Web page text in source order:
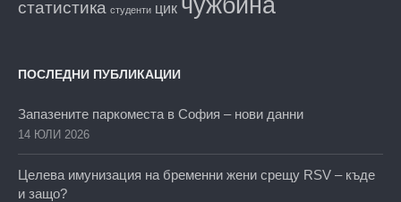
статистика студенти цик
ПОСЛЕДНИ ПУБЛИКАЦИИ
Запазените паркоместа в София – нови данни
14 ЮЛИ 2026
Целева имунизация на бременни жени срещу RSV – къде
и защо?